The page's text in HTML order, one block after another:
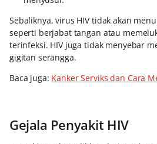
Sebaliknya, virus HIV tidak akan
seperti berjabat tangan atau
terinfeksi. HIV juga tidak menyebar
gigitan serangga.
Baca juga: Kanker Serviks dan Cara
Gejala Penyakit HIV